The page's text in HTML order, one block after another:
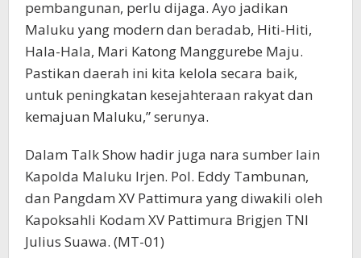
pembangunan, perlu dijaga. Ayo jadikan
Maluku yang modern dan beradab, Hiti-Hiti,
Hala-Hala, Mari Katong Manggurebe Maju.
Pastikan daerah ini kita kelola secara baik,
untuk peningkatan kesejahteraan rakyat dan
kemajuan Maluku,” serunya.
Dalam Talk Show hadir juga nara sumber lain
Kapolda Maluku Irjen. Pol. Eddy Tambunan,
dan Pangdam XV Pattimura yang diwakili oleh
Kapoksahli Kodam XV Pattimura Brigjen TNI
Julius Suawa. (MT-01)